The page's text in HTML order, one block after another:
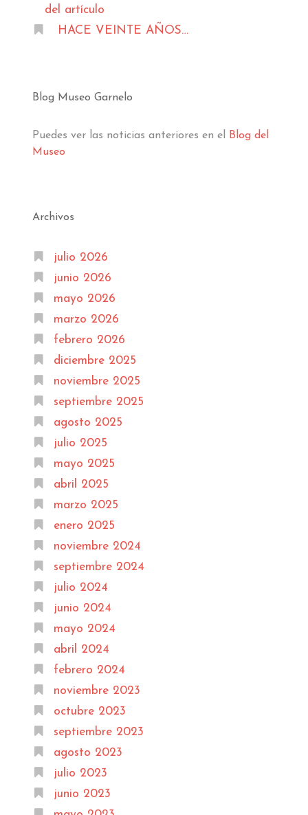
del artículo
HACE VEINTE AÑOS…
Blog Museo Garnelo
Puedes ver las noticias anteriores en el
Blog del
Museo
Archivos
julio 2026
junio 2026
mayo 2026
marzo 2026
febrero 2026
diciembre 2025
noviembre 2025
septiembre 2025
agosto 2025
julio 2025
mayo 2025
abril 2025
marzo 2025
enero 2025
noviembre 2024
septiembre 2024
julio 2024
junio 2024
mayo 2024
abril 2024
febrero 2024
noviembre 2023
octubre 2023
septiembre 2023
agosto 2023
julio 2023
junio 2023